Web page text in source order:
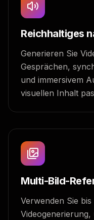
Reichhaltiges
Generieren Sie
Gesprächen,
und immersivem
visuellen Inhalt
Multi-Bild-
Verwenden Sie